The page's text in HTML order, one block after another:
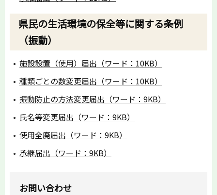
県民の生活環境の保全等に関する条例
（振動）
施設設置（使用）届出（ワード：10KB）
種類ごとの数変更届出（ワード：10KB）
振動防止の方法変更届出（ワード：9KB）
氏名等変更届出（ワード：9KB）
使用全廃届出（ワード：9KB）
承継届出（ワード：9KB）
お問い合わせ